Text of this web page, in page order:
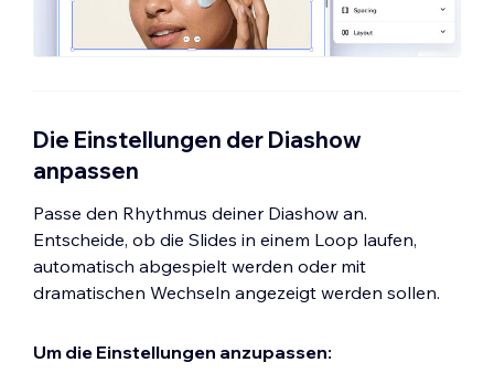
Gestalteden Teil der Diashow mithilfe der
verfügbaren Optionen.
Markenfarben oder eine individuelle
Farbe wählst.
Elements, damit es hervorsticht, indem
du eine Farbe, Breite und einen Stil
wählst. Klicke auf das Symbol für
Einzelne Ränder bearbeiten
, um
gestalten.
Die Einstellungen der Diashow
anpassen
Passe den Rhythmus deiner Diashow an.
Entscheide, ob die Slides in einem Loop laufen,
automatisch abgespielt werden oder mit
dramatischen Wechseln angezeigt werden sollen.
Um die Einstellungen anzupassen: